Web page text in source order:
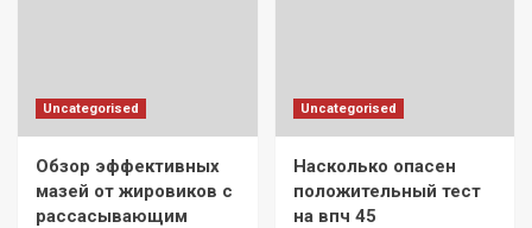
Uncategorised
Обзор эффективных
мазей от жировиков с
рассасывающим
Uncategorised
Насколько опасен
положительный тест
на впч 45